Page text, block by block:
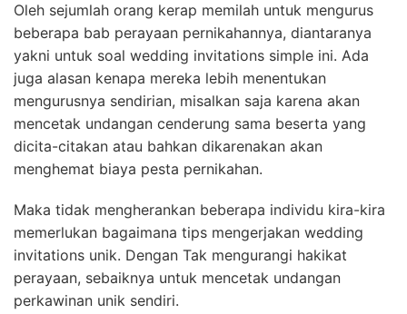
Oleh sejumlah orang kerap memilah untuk mengurus
beberapa bab perayaan pernikahannya, diantaranya
yakni untuk soal wedding invitations simple ini. Ada
juga alasan kenapa mereka lebih menentukan
mengurusnya sendirian, misalkan saja karena akan
mencetak undangan cenderung sama beserta yang
dicita-citakan atau bahkan dikarenakan akan
menghemat biaya pesta pernikahan.
Maka tidak mengherankan beberapa individu kira-kira
memerlukan bagaimana tips mengerjakan wedding
invitations unik. Dengan Tak mengurangi hakikat
perayaan, sebaiknya untuk mencetak undangan
perkawinan unik sendiri.